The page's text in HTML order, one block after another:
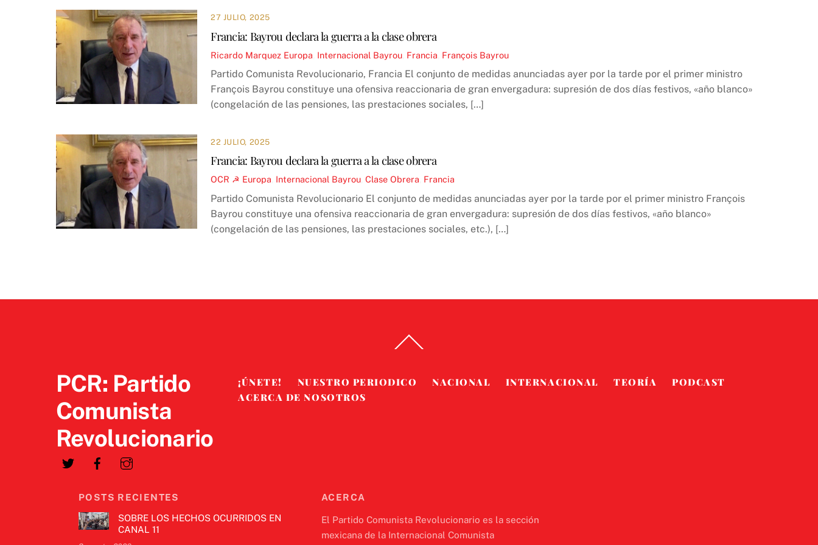
27 JULIO, 2025
Francia: Bayrou declara la guerra a la clase obrera
Ricardo Marquez Europa Internacional Bayrou Francia François Bayrou
Partido Comunista Revolucionario, Francia El conjunto de medidas anunciadas ayer por la tarde por el primer ministro
François Bayrou constituye una ofensiva reaccionaria de gran envergadura: supresión de dos días festivos, «año blanco»
(congelación de las pensiones, las prestaciones sociales, […]
22 JULIO, 2025
Francia: Bayrou declara la guerra a la clase obrera
OCR ☭ Europa Internacional Bayrou ,Clase Obrera Francia
Partido Comunista Revolucionario El conjunto de medidas anunciadas ayer por la tarde por el primer ministro François
Bayrou constituye una ofensiva reaccionaria de gran envergadura: supresión de dos días festivos, «año blanco»
(congelación de las pensiones, las prestaciones sociales, etc.), […]
To
PCR: Partido
Comunista
Revolucionario
¡ÚNETE! NUESTRO PERIODICO NACIONAL INTERNACIONAL TEORÍA
PODCAST
ACERCA DE NOSOTROS
POSTS RECIENTES
SOBRE LOS HECHOS OCURRIDOS EN
CANAL 11
ACERCA
El Partido Comunista Revolucionario es la sección
mexicana de la Internacional Comunista